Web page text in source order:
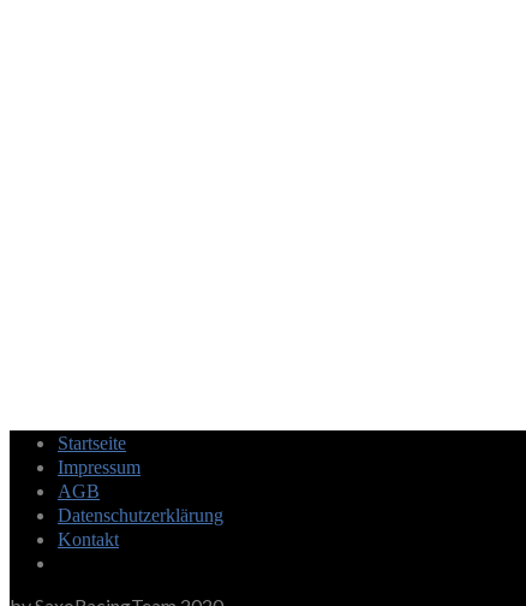
Startseite
Impressum
AGB
Datenschutzerklärung
Kontakt